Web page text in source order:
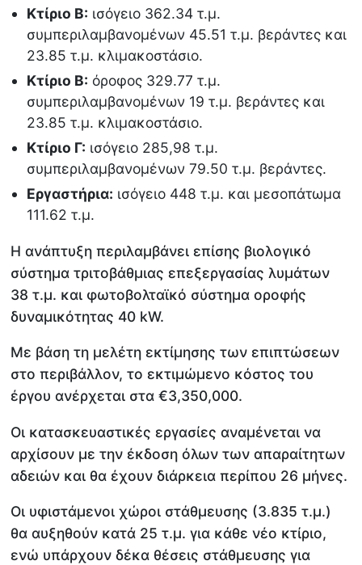
Κτίριο Β: ισόγειο 362.34 τ.μ.
συμπεριλαμβανομένων 45.51 τ.μ. βεράντες και
23.85 τ.μ. κλιμακοστάσιο.
Κτίριο Β: όροφος 329.77 τ.μ.
συμπεριλαμβανομένων 19 τ.μ. βεράντες και
23.85 τ.μ. κλιμακοστάσιο.
Κτίριο Γ: ισόγειο 285,98 τ.μ.
συμπεριλαμβανομένων 79.50 τ.μ. βεράντες.
Εργαστήρια: ισόγειο 448 τ.μ. και μεσοπάτωμα
111.62 τ.μ.
Η ανάπτυξη περιλαμβάνει επίσης βιολογικό
σύστημα τριτοβάθμιας επεξεργασίας λυμάτων
38 τ.μ. και φωτοβολταϊκό σύστημα οροφής
δυναμικότητας 40 kW.
Με βάση τη μελέτη εκτίμησης των επιπτώσεων
στο περιβάλλον, το εκτιμώμενο κόστος του
έργου ανέρχεται στα €3,350,000.
Οι κατασκευαστικές εργασίες αναμένεται να
αρχίσουν με την έκδοση όλων των απαραίτητων
αδειών και θα έχουν διάρκεια περίπου 26 μήνες.
Οι υφιστάμενοι χώροι στάθμευσης (3.835 τ.μ.)
θα αυξηθούν κατά 25 τ.μ. για κάθε νέο κτίριο,
ενώ υπάρχουν δέκα θέσεις στάθμευσης για